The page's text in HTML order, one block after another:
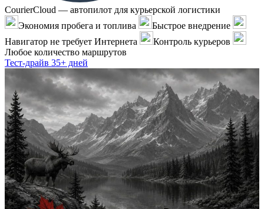
CourierCloud — автопилот для курьерской логистики
Экономия пробега и топлива
Быстрое внедрение
Навигатор не требует Интернета
Контроль курьеров
Любое количество маршрутов
Тест-драйв 35+ дней